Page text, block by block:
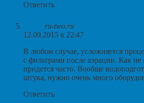
Ответить
ru-two.ru
12.09.2015 в 22:47
В любом случае, усложняется
с фильтрами после аэрации. Как не
придется часто. Вообще
штука, нужно очень много
Ответить